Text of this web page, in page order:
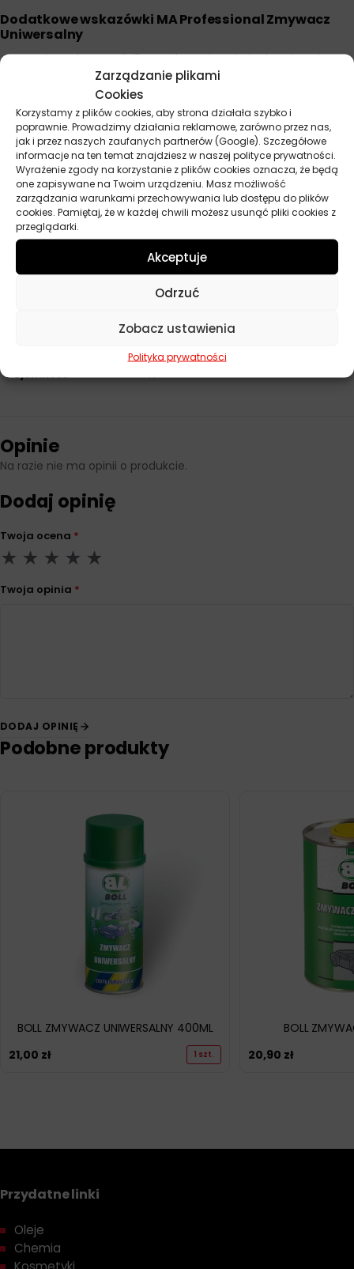
Zarządzanie plikami
Cookies
Korzystamy z plików cookies, aby strona działała szybko i
poprawnie. Prowadzimy działania reklamowe, zarówno przez nas,
jak i przez naszych zaufanych partnerów (Google). Szczegółowe
informacje na ten temat znajdziesz w naszej polityce prywatności.
Wyrażenie zgody na korzystanie z plików cookies oznacza, że będą
one zapisywane na Twoim urządzeniu. Masz możliwość
zarządzania warunkami przechowywania lub dostępu do plików
cookies. Pamiętaj, że w każdej chwili możesz usunąć pliki cookies z
przeglądarki.
Akceptuje
Odrzuć
Zobacz ustawienia
Polityka prywatności
Dodatkowe wskazówki MA Professional Zmywacz
Uniwersalny
Przed użyciem na delikatnych powierzchniach wykonaj
próbę na niewielkim, niewidocznym fragmencie.
Nie stosuj na powierzchniach wrażliwych na rozpuszczalniki,
takich jak niektóre tworzywa sztuczne czy guma.
Używaj rękawic ochronnych i okularów podczas pracy z
preparatem.
Przechowuj produkt w chłodnym, suchym miejscu, z dala od
źródeł ciepła i ognia.
W przypadku czyszczenia elementów elektrycznych upewnij
się, że są odłączone od zasilania.
Parametry techniczne
Pojemność 1 l
Opinie
Na razie nie ma opinii o produkcie.
Dodaj opinię
Twoja ocena *
Twoja opinia *
DODAJ OPINIĘ
Podobne produkty
BOLL ZMYWACZ UNIWERSALNY 400ML
21,00 zł 1 szt.
BOLL
20,90 zł
Przydatne linki
Oleje
Chemia